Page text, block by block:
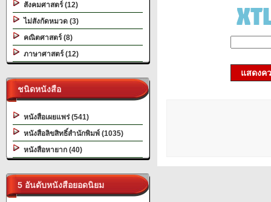
สังคมศาสตร์ (12)
ไม่สังกัดหมวด (3)
คณิตศาสตร์ (8)
ภาษาศาสตร์ (12)
ชนิดหนังสือ
หนังสือเผยแพร่ (541)
หนังสือลิขสิทธิ์สำนักพิมพ์ (1035)
หนังสือหายาก (40)
5 อันดับหนังสือยอดนิยม
แสดงค